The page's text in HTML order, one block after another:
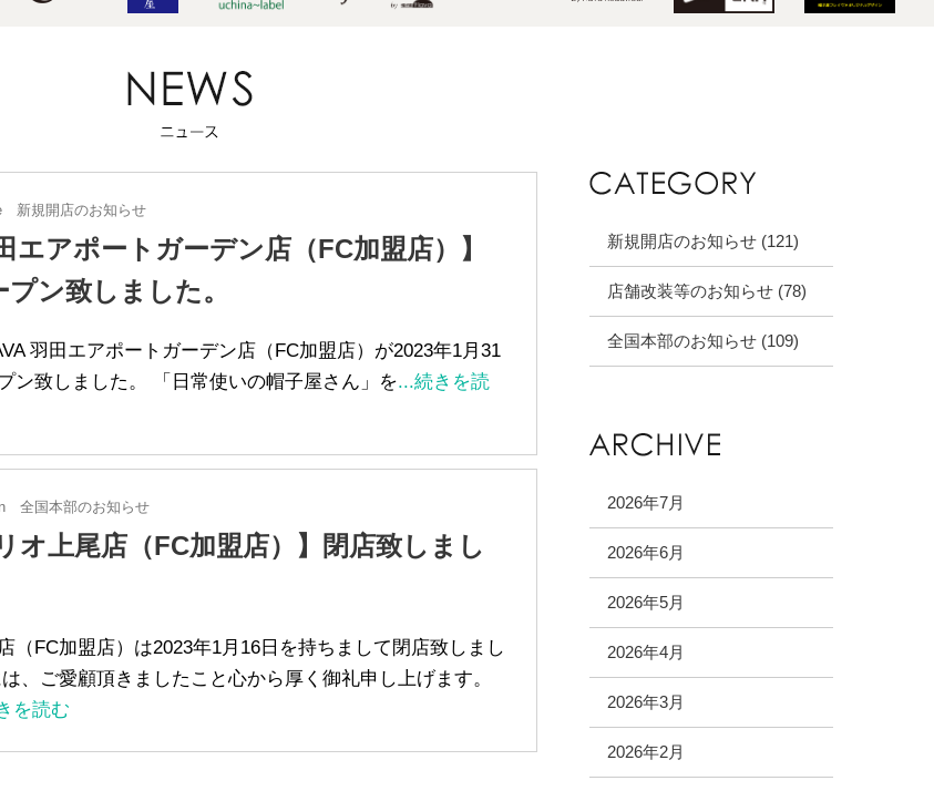
新規開店のお知らせ
エアポートガーデン店（FC加盟店）】
ン致しました。
羽田エアポートガーデン店（FC加盟店）が2023年1月31
ン致しました。 「日常使いの帽子屋さん」を...続きを読
全国本部のお知らせ
オ上尾店（FC加盟店）】閉店致しまし
（FC加盟店）は2023年1月16日を持ちまして閉店致しまし
、ご愛顧頂きましたこと心から厚く御礼申し上げます。
を読む
新規開店のお知らせ (121)
店舗改装等のお知らせ (78)
全国本部のお知らせ (109)
2026年7月
2026年6月
2026年5月
2026年4月
2026年3月
2026年2月